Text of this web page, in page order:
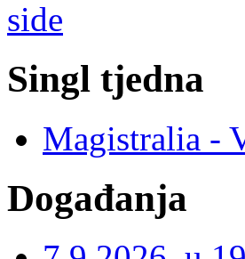
Singl tjedna
Magistralia -
Događanja